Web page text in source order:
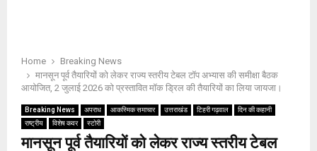
Home
Breaking News
मानसून पूर्व तैयारियों को लेकर राज्य स्तरीय टेबल टॉप अभ्यास की समीक्षा बैठक
आयोजित, 2 जुलाई 2026 को प्रस्तावित मॉक ड्रिल की तैयारियों का लिया जायजा।
Breaking News अपराध आकस्मिक समाचार उत्तराखंड टिहरी गढ़वाल
दिन की कहानी
राष्ट्रीय
विशेष कवर स्टोरी
मानसून पूर्व तैयारियों को लेकर राज्य स्तरीय टेबल